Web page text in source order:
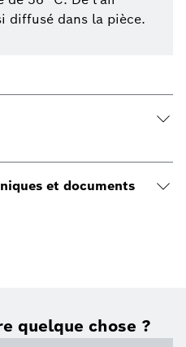
diffusé dans la pièce.
et documents
quelque chose ?